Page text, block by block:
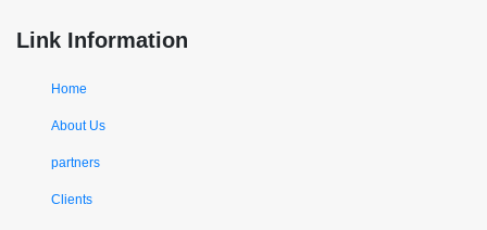
Link Information
Home
About Us
partners
Clients